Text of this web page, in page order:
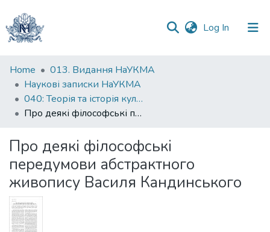
Log In (current)
Communities
&
Collections
All of DSpace
Statistics
Home
013. Видання НаУКМА
Наукові записки НаУКМА
040: Теорія та історія культури
Про деякі філософські передумови абстрактного живопису Василя Кандинського
Про деякі філософські
передумови абстрактного
живопису Василя Кандинського